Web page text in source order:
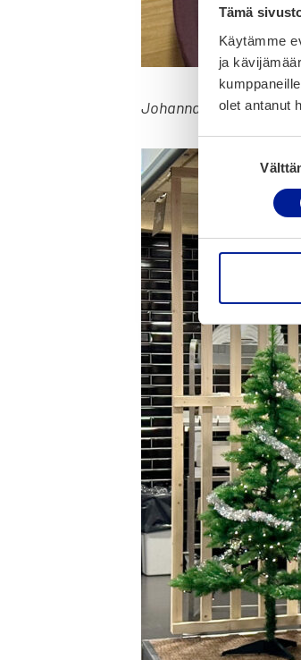
Tämä
Käytämme
ja
olet antanut
Suostumuksen
valinta
Johan­na Aro­maa.